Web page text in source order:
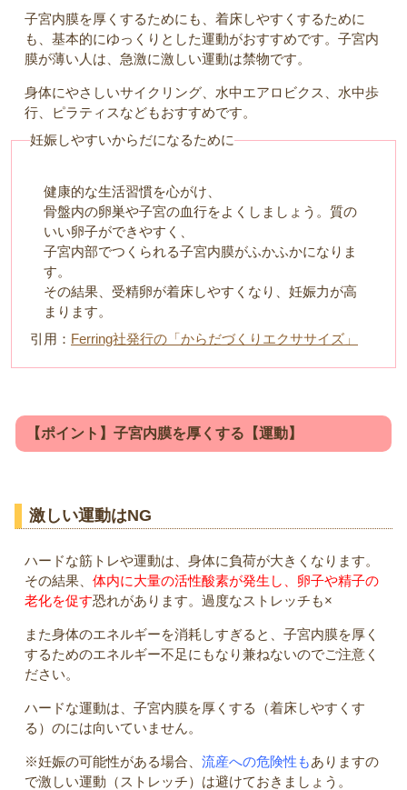
子宮内膜を厚くするためにも、着床しやすくするために
も、基本的にゆっくりとした運動がおすすめです。子宮内
膜が薄い人は、急激に激しい運動は禁物です。
身体にやさしいサイクリング、水中エアロビクス、水中歩
行、ピラティスなどもおすすめです。
妊娠しやすいからだになるために
健康的な生活習慣を心がけ、
骨盤内の卵巣や子宮の血行をよくしましょう。質の
いい卵子ができやすく、
子宮内部でつくられる子宮内膜がふかふかになりま
す。
その結果、受精卵が着床しやすくなり、妊娠力が高
まります。
引用： Ferring社発行の「からだづくりエクササイズ」
【ポイント】子宮内膜を厚くする【運動】
激しい運動はNG
ハードな筋トレや運動は、身体に負荷が大きくなります。
その結果、 体内に大量の活性酸素が発生し、卵子や精子の
老化を促す恐れがあります。過度なストレッチも×
また身体のエネルギーを消耗しすぎると、子宮内膜を厚く
するためのエネルギー不足にもなり兼ねないのでご注意く
ださい。
ハードな運動は、子宮内膜を厚くする（着床しやすくす
る）のには向いていません。
※妊娠の可能性がある場合、 流産への危険性もありますの
で激しい運動（ストレッチ）は避けておきましょう。